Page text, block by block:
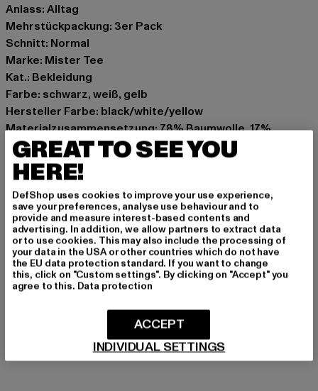
Anlass: Alltag
Mehrstückpackung: 3er Pack
Schnitt: Normal
Marke: Mister Tee
Kat.: Bekleidung
Farbe: schwarz, weiß, gelb
Hersteller Farbe: black/white/yellow
Materialzusammensetzung: 78% Baumwolle, 17%
Polyester, 3% Elasthan, 2% Nylon
Art.Nr: MT2318-01181
Hersteller: TB International GmbH |info@tbint.de
Dr.-Robert-Murjahn-Straße 7 | 64372 Ober-Ramstadt |
DE
GRÖSSE & PASSFORM
PFLEGEHINWEISE
LIEFERUNG & RÜCKGABE
GREAT TO SEE YOU
HERE!
DefShop uses cookies to improve your use experience,
save your preferences, analyse use behaviour and to
provide and measure interest-based contents and
advertising. In addition, we allow partners to extract data
or to use cookies. This may also include the processing of
your data in the USA or other countries which do not have
the EU data protection standard. If you want to change
this, click on "Custom settings". By clicking on "Accept" you
agree to this. Data protection
INDIVIDUAL SETTINGS
ACCEPT